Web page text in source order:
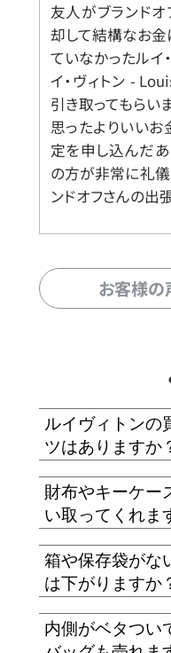
友人がブランド
却して結構なお金
ていなかったルイ
イ・ヴィトン -
引き取ってもらい
思ったよりいいお
定を申し込んだ
の方が非常に礼儀
ンドオフさんの出
お客様
ルイヴィトンの
ツはありますか
財布やキーケー
い取ってくれま
箱や保存袋がな
は下がりますか
内側がベタつい